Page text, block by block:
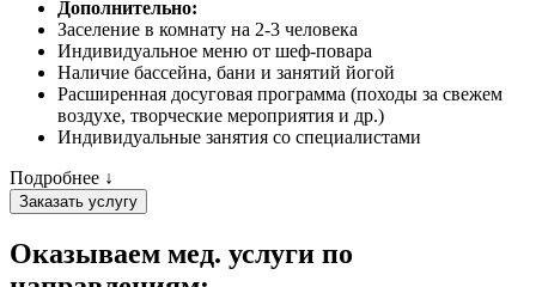
Дополнительно:
Заселение в комнату на 2-3 человека
Индивидуальное меню от шеф-повара
Наличие бассейна, бани и занятий йогой
Расширенная досуговая программа (походы за свежем
воздухе, творческие мероприятия и др.)
Индивидуальные занятия со специалистами
Подробнее ↓
Заказать услугу
Оказываем мед. услуги по